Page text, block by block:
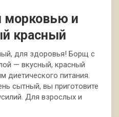
морковью и
красный
для здоровья! Борщ с
— вкусный, красный
диетического питания.
сытный, вы приготовите
Для взрослых и